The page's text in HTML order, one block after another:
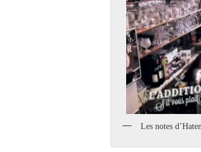
Les notes